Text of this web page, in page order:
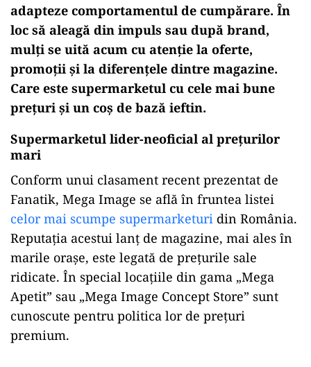
adapteze comportamentul de cumpărare. În
loc să aleagă din impuls sau după brand,
mulți se uită acum cu atenție la oferte,
promoții și la diferențele dintre magazine.
Care este supermarketul cu cele mai bune
prețuri și un coș de bază ieftin.
Supermarketul lider-neoficial al prețurilor
mari
Conform unui clasament recent prezentat de
Fanatik, Mega Image se află în fruntea listei
celor mai scumpe supermarketuri din România.
Reputația acestui lanț de magazine, mai ales în
marile orașe, este legată de prețurile sale
ridicate. În special locațiile din gama „Mega
Apetit” sau „Mega Image Concept Store” sunt
cunoscute pentru politica lor de prețuri
premium.